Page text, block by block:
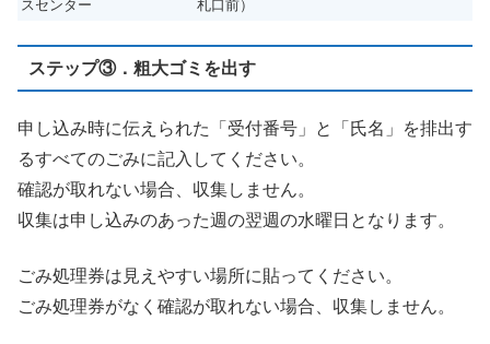
スセンター
札口前）
ステップ③．粗大ゴミを出す
申し込み時に伝えられた「受付番号」と「氏名」を排出す
るすべてのごみに記入してください。
確認が取れない場合、収集しません。
収集は申し込みのあった週の翌週の水曜日となります。
ごみ処理券は見えやすい場所に貼ってください。
ごみ処理券がなく確認が取れない場合、収集しません。